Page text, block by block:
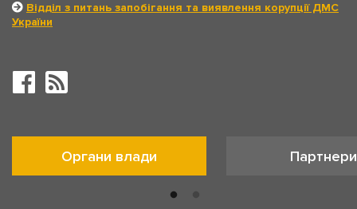
Відділ з питань запобігання та виявлення корупції ДМС
України
Органи влади Партнери